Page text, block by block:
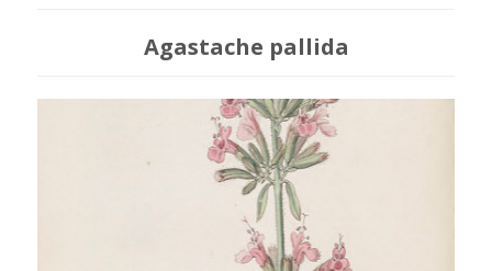
Agastache pallida